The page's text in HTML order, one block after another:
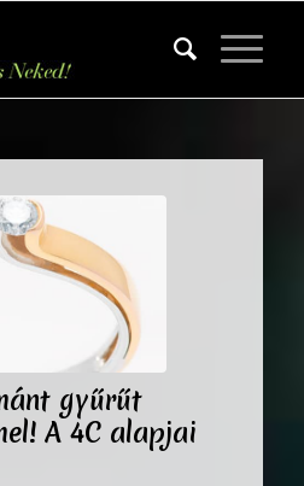
gyűrűt
A 4C alapjai